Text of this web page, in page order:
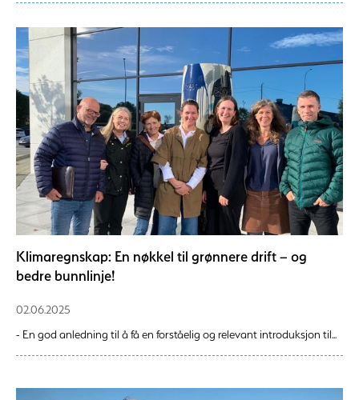
Klimaregnskap: En nøkkel til grønnere drift – og
bedre bunnlinje!
02.06.2025
- En god anledning til å få en forståelig og relevant introduksjon til...